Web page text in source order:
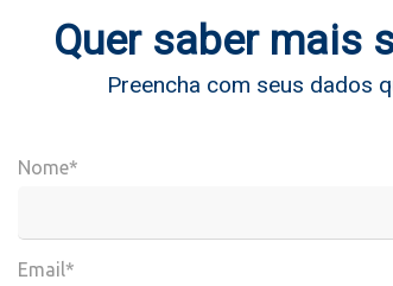
Quer saber mais
Preencha com seus dados
Nome*
Email*